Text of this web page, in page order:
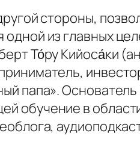
стороны,
из главных
То́ру Кийоса́ки
папа». Основатель
обучение в